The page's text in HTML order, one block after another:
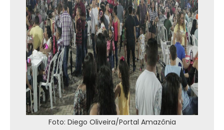
Foto: Diego Oliveira/Portal Amazônia